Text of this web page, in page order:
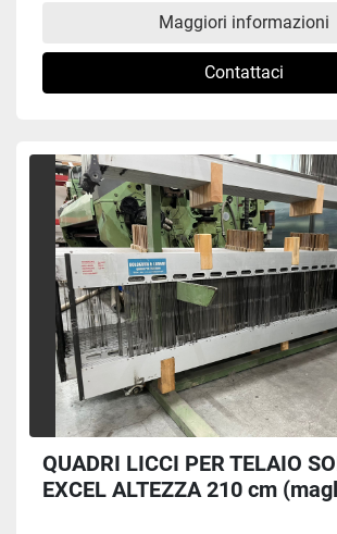
Maggiori informazioni
Contattaci
QUADRI LICCI PER TELAIO
EXCEL ALTEZZA 210 cm